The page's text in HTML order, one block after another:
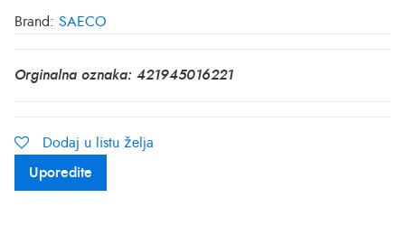
Brand: SAECO
Orginalna oznaka: 421945016221
Dodaj u listu želja
Uporedite